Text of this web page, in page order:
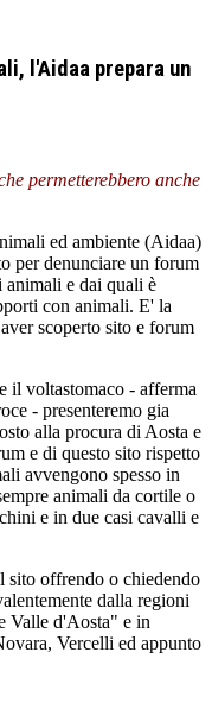
l'Aidaa prepara un
permetterebbero anche
ed ambiente (Aidaa)
per denunciare un forum
animali e dai quali è
con animali. E' la
scoperto sito e forum
il voltastomaco - afferma
- presenteremo gia
alla procura di Aosta e
e di questo sito rispetto
avvengono spesso in
animali da cortile o
e in due casi cavalli e
sito offrendo o chiedendo
dalla regioni
Valle d'Aosta" e in
Vercelli ed appunto